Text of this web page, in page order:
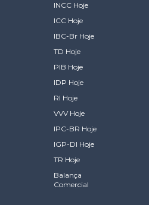
INCC Hoje
ICC Hoje
IBC-Br Hoje
TD Hoje
PIB Hoje
IDP Hoje
RI Hoje
VVV Hoje
IPC-BR Hoje
IGP-DI Hoje
TR Hoje
Balança
Comercial